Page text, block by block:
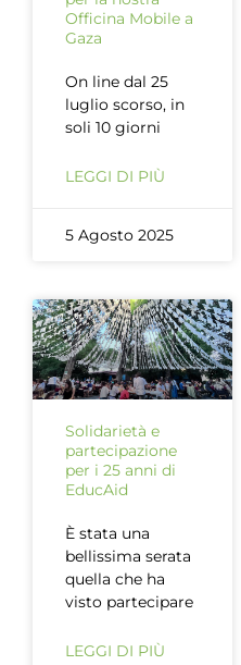
Officina Mobile a
Gaza
On line dal 25
luglio scorso, in
soli 10 giorni
LEGGI DI PIÙ
5 Agosto 2025
Solidarietà e
partecipazione
per i 25 anni di
EducAid
È stata una
bellissima serata
quella che ha
visto partecipare
LEGGI DI PIÙ